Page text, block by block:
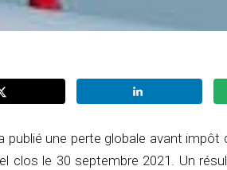
une perte globale avant impôt
clos le 30 septembre 2021. Un